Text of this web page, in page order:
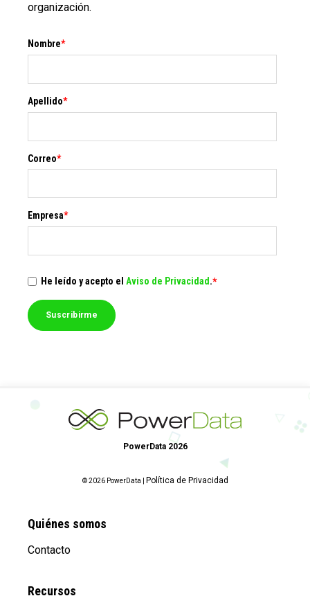
organización.
Nombre*
Apellido*
Correo*
Empresa*
He leído y acepto el Aviso de Privacidad .*
PowerData 2026
© 2026 PowerData | Política de Privacidad
Quiénes somos
Contacto
Recursos